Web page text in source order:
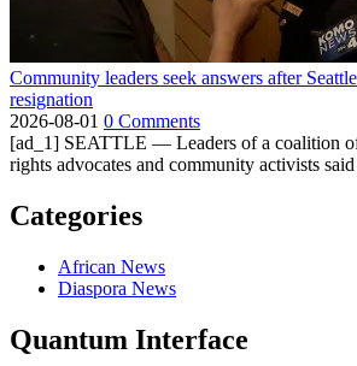
Community leaders seek answers after
resignation
2026-08-01 0 Comments
[ad_1] SEATTLE — Leaders of a coalition
rights advocates and community activists
Categories
African News
Diaspora News
Quantum Interface